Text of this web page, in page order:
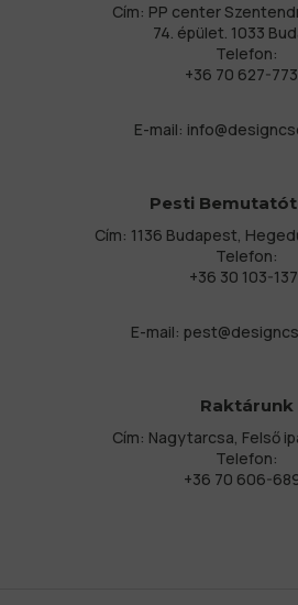
Cím: PP center
74. épület. 1033
Telefon:
+36 70 627-
E-mail:
Pesti
Cím: 1136 Budapest,
Telefon:
+36 30 103-
E-mail:
Raktárunk
Cím: Nagytarcsa, Felső
Telefon:
+36 70 606-